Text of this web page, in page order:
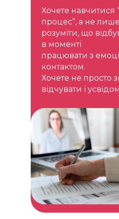
Хочете навчитися
процес”, а не лише
розуміти, що
в моменті
працювати з
контактом.
Хочете не просто
відчувати і
Теоретичні основи гештальт-
усвідомлення, контакт, фігура/фон,
модель роботи з клієнтом
Логіку процесу клієнта
: як
вони проявляються у поведінці, емоціях
Механізми переривання контакту
проєкція, ретрофлексія, дефлексія) і
впливають на життя клієнта
Структуру гештальт-консультації :
завершення сесії
Принципи процес-аналізу
: як
відбувається з клієнтом у моменті
Базові інтервенції гештальт-підходу
феноменологічні питання,
уповільнення, експерименти
Роботу з емоціями, тілом і
тепер”як основою змін
Роль консультанта в гештальті
відповідальність і вплив особистості